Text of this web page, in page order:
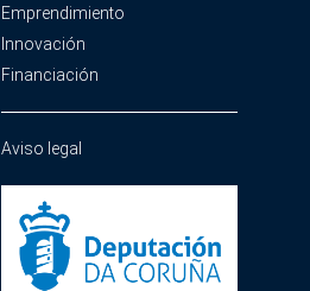
Emprendimiento
Innovación
Financiación
Aviso legal